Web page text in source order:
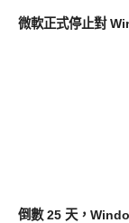
微軟正式停止對
倒數 25 天，